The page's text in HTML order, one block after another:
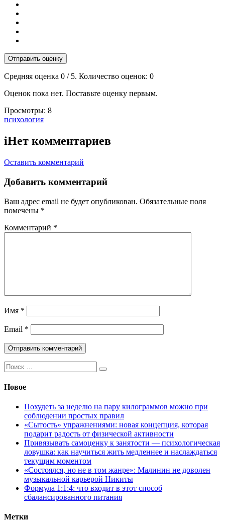
Отправить оценку
Средняя оценка 0 / 5. Количество оценок: 0
Оценок пока нет. Поставьте оценку первым.
Просмотры: 8
Тэги:
психология
iНет комментариев
Оставить комментарий
Добавить комментарий
Ваш адрес email не будет опубликован. Обязательные поля
помечены *
Комментарий *
Имя *
Email *
Поиск:
Новое
Похудеть за неделю на пару килограммов можно при
соблюдении простых правил
«Сытость» упражнениями: новая концепция, которая
подарит радость от физической активности
Привязывать самоценку к занятости — психологическая
ловушка: как научиться жить медленнее и наслаждаться
текущим моментом
«Состоялся, но не в том жанре»: Малинин не доволен
музыкальной карьерой Никиты
Формула 1:1:4: что входит в этот способ
сбалансированного питания
Метки